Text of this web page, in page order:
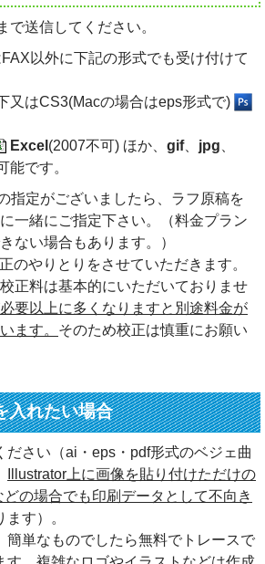
で送信してください。
以外に下記の形式でも受け付けて
又はCS3(Macの場合はeps形式で)
Excel (2007不可) ほか、 gif、 jpg
能です。
指定がございましたら、ラフ原稿を
一緒にご指定下さい。（料金プラン
ない場合もあります。）
のやりとりをさせていただきます。
正料は基本的にいただいておりませ
要以上に多くなりますと別途料金が
ます。 そのため校正は慎重にお願い
入れたい場合
ださい（ai・eps・pdf形式のベジェ曲
Illustrator上に画像を貼り付けただけの
の場合でも印刷データとして不向き
す）。
簡単なものでしたら無料でトレースで